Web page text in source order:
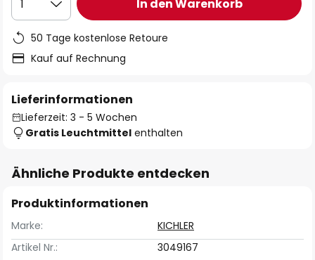
1 In den Warenkorb
50 Tage kostenlose Retoure
Kauf auf Rechnung
Lieferinformationen
Lieferzeit: 3 - 5 Wochen
Gratis Leuchtmittel enthalten
Ähnliche Produkte entdecken
Produktinformationen
Marke:
KICHLER
Artikel Nr.:
3049167